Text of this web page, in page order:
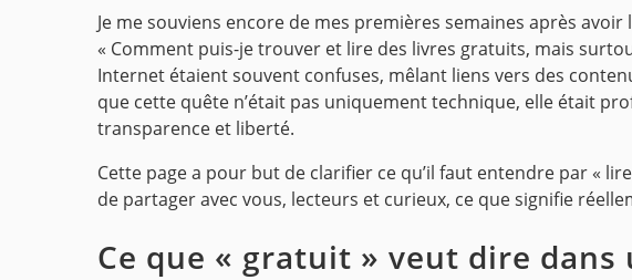
Je me souviens encore de mes premières semaines après
« Comment puis-je trouver et lire des livres gratuits, mais
Internet étaient souvent confuses, mêlant liens vers des
que cette quête n’était pas uniquement technique, elle était
transparence et liberté.
Cette page a pour but de clarifier ce qu’il faut entendre par «
de partager avec vous, lecteurs et curieux, ce que signifie
Ce que « gratuit » veut dire dans